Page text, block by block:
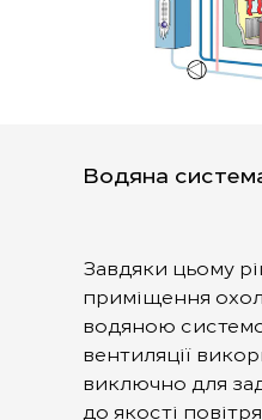
Водяна
Завдяки цьому
приміщення
водяною
вентиляції
виключно для
до якості